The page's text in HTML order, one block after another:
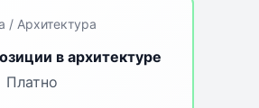
/ Архитектура
в архитектуре
Платно